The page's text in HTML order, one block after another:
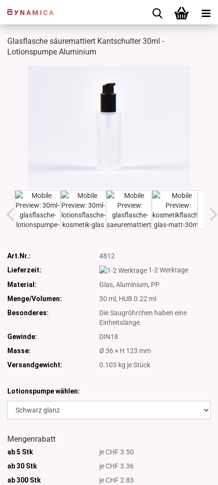
Glasflasche säuremattiert Kantschulter 30ml -
Lotionspumpe Aluminium
Art.Nr.:
4812
Lieferzeit:
1-2 Werktage
Material:
Glas, Aluminium, PP
Menge/Volumen:
30 ml, HUB 0.22 ml
Besonderes:
Die Saugröhrchen haben eine
Einheitslänge.
Gewinde:
DIN18
Masse:
Ø 36 × H 123 mm
Versandgewicht:
0.103 kg je Stück
Lotionspumpe wählen:
Mengenrabatt
ab 5 Stk
je CHF 3.50
ab 30 Stk
je CHF 3.36
ab 300 Stk
je CHF 2.83